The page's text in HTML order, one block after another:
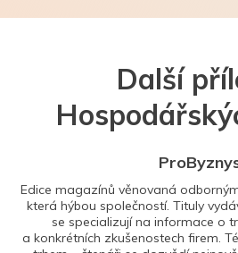
Další
Edice magazínů věnovaná
která hýbou společností. Tituly
se specializují na informace o
a konkrétních zkušenostech firem.